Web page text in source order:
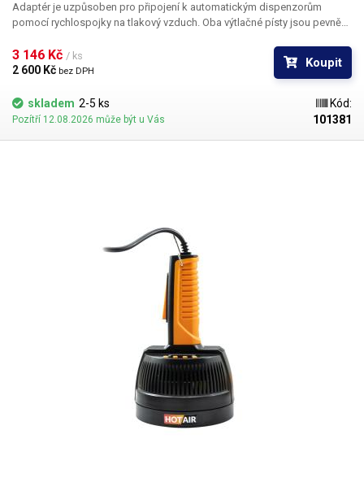
Adaptér je uzpůsoben pro připojení k automatickým dispenzorům
pomocí rychlospojky na tlakový vzduch. Oba výtlačné písty jsou pevně
zajištěno naprosto rovnoměrné dávkování i při rozdílných viskozitách
dvou složek vytlačovaného chemického přípravku.
3 146 Kč / ks
2 600 Kč bez DPH
Koupit
skladem 2-5 ks
Pozítří 12.08.2026 může být u Vás
Kód:
101381